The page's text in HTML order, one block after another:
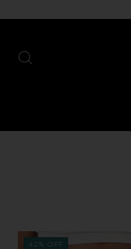
42% OFF